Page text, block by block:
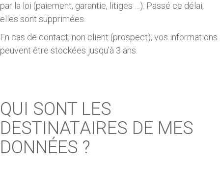
par la loi (paiement, garantie, litiges …). Passé ce délai,
elles sont supprimées.
En cas de contact, non client (prospect), vos informations
peuvent être stockées jusqu’à 3 ans.
QUI SONT LES
DESTINATAIRES DE MES
DONNÉES ?